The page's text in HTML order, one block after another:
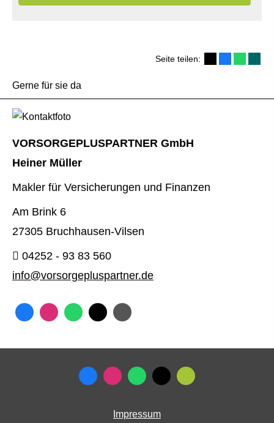
Seite teilen:
Gerne für sie da
VORSORGEPLUSPARTNER GmbH
Heiner Müller
Makler für Versicherungen und Finanzen
Am Brink 6
27305 Bruchhausen-Vilsen
04252 - 93 83 560
info@vorsorgepluspartner.de
Impressum